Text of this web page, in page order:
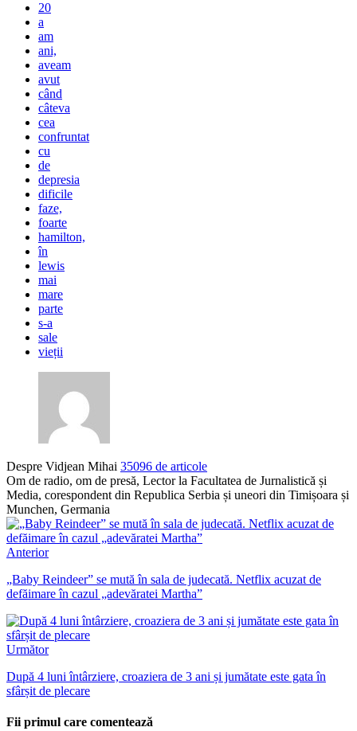
20
a
am
ani,
aveam
avut
când
câteva
cea
confruntat
cu
de
depresia
dificile
faze,
foarte
hamilton,
în
lewis
mai
mare
parte
s-a
sale
vieții
Despre Vidjean Mihai 35096 de articole
Om de radio, om de presă, Lector la Facultatea de Jurnalistică și
Media, corespondent din Republica Serbia și uneori din Timișoara și
Munchen, Germania
Anterior
„Baby Reindeer” se mută în sala de judecată. Netflix acuzat de
defăimare în cazul „adevăratei Martha”
Următor
După 4 luni întârziere, croaziera de 3 ani și jumătate este gata în
sfârșit de plecare
Fii primul care comentează